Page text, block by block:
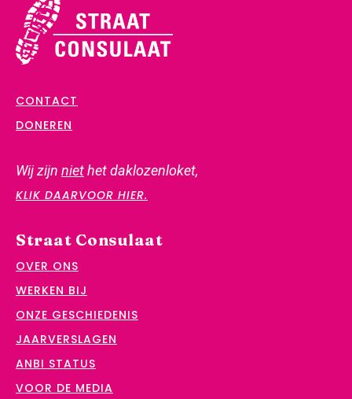
CONTACT
DONEREN
Wij zijn niethet daklozenloket,
KLIK DAARVOOR HIER.
Straat Consulaat
OVER ONS
WERKEN BIJ
ONZE GESCHIEDENIS
JAARVERSLAGEN
ANBI STATUS
VOOR DE MEDIA